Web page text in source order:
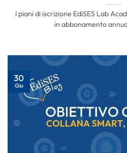
I piani di iscrizione EdiSES Lab
in abbonamento
30
Giu